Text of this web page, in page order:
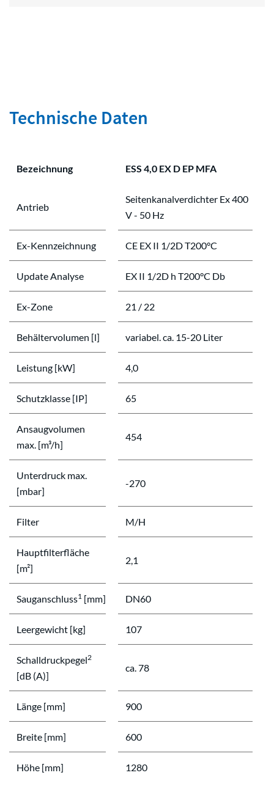
Technische Daten
Bezeichnung ESS 4,0 EX D EP MFA
Antrieb
Seitenkanalverdichter Ex 400
V - 50 Hz
Ex-Kennzeichnung CE EX II 1/2D T200°C
Update Analyse EX II 1/2D h T200°C Db
Ex-Zone 21 / 22
Behältervolumen [l] variabel. ca. 15-20 Liter
Leistung [kW] 4,0
Schutzklasse [IP] 65
Ansaugvolumen
max. [m³/h]
454
Unterdruck max.
[mbar]
-270
Filter M/H
Hauptfilterfläche
[m²]
2,1
Sauganschluss1 [mm] DN60
Leergewicht [kg] 107
Schalldruckpegel2
[dB (A)]
ca. 78
Länge [mm] 900
Breite [mm] 600
Höhe [mm] 1280